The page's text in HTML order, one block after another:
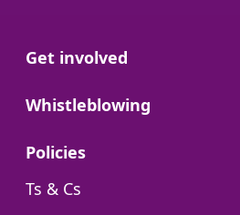
Go to:
Get involved
Go to:
Whistleblowing
Go to:
Policies
Go to:
Ts & Cs